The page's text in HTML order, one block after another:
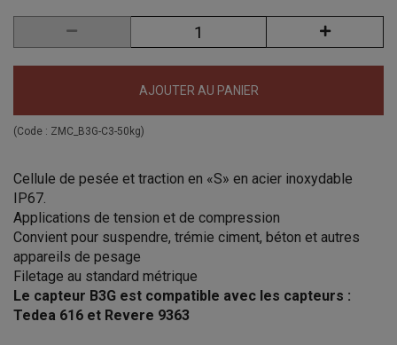
AJOUTER AU PANIER
(Code : ZMC_B3G-C3-50kg)
Cellule de pesée et traction en «S» en acier inoxydable
IP67.
Applications de tension et de compression
Convient pour suspendre, trémie ciment, béton et autres
appareils de pesage
Filetage au standard métrique
Le capteur B3G est compatible avec les capteurs :
Tedea 616 et Revere 9363